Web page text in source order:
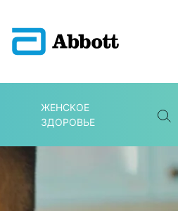
ЖЕНСКОЕ
ЗДОРОВЬЕ